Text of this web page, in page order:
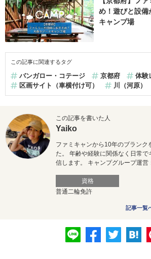
め！遊びと設備
キャンプ場
この記事に関連するタグ
バンガロー・コテージ 京都府 体験
区画サイト（車横付け可）
川（河原）
この記事を書いた人
Yaiko
ファミキャンから10年のブランク
た。 年齢や経験に関係なく日常で
信します。 キャンプグループ運営
資格
普通二輪免許
記事一覧